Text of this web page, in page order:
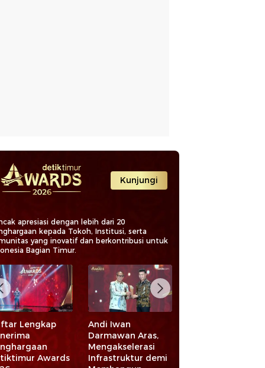
Kunjungi
apresiasi dengan lebih dari 20
kepada Tokoh, Institusi, serta
yang inovatif dan berkontribusi untuk
Bagian Timur.
Lengkap
Awards
Andi Iwan
Darmawan Aras,
Mengakselerasi
Infrastruktur demi